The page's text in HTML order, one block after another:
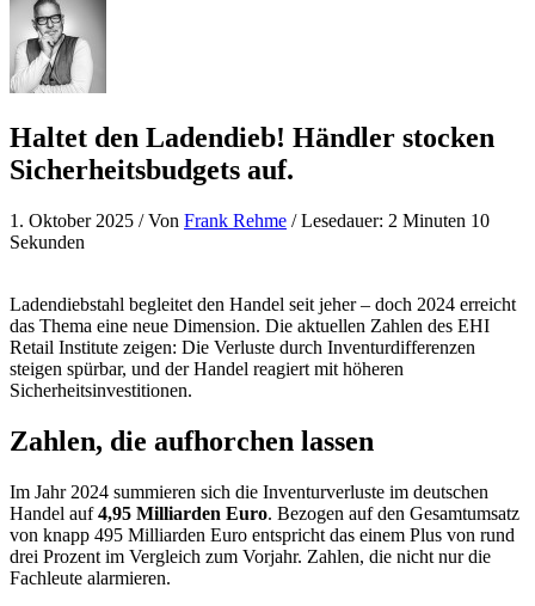
Haltet den Ladendieb! Händler stocken
Sicherheitsbudgets auf.
1. Oktober 2025 / Von Frank Rehme / Lesedauer: 2 Minuten 10
Sekunden
Ladendiebstahl begleitet den Handel seit jeher – doch 2024 erreicht
das Thema eine neue Dimension. Die aktuellen Zahlen des EHI
Retail Institute zeigen: Die Verluste durch Inventurdifferenzen
steigen spürbar, und der Handel reagiert mit höheren
Sicherheitsinvestitionen.
Zahlen, die aufhorchen lassen
Im Jahr 2024 summieren sich die Inventurverluste im deutschen
Handel auf4,95 Milliarden Euro. Bezogen auf den Gesamtumsatz
von knapp 495 Milliarden Euro entspricht das einem Plus von rund
drei Prozent im Vergleich zum Vorjahr. Zahlen, die nicht nur die
Fachleute alarmieren.